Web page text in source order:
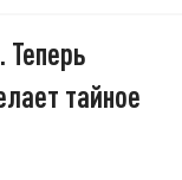
Теперь
тайное